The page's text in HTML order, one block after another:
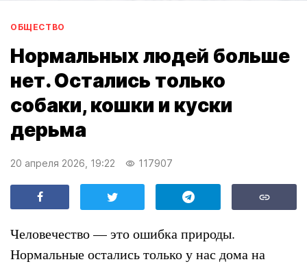
ОБЩЕСТВО
Нормальных людей больше
нет. Остались только
собаки, кошки и куски
дерьма
20 апреля 2026, 19:22 117907
Человечество — это ошибка природы.
Нормальные остались только у нас дома на